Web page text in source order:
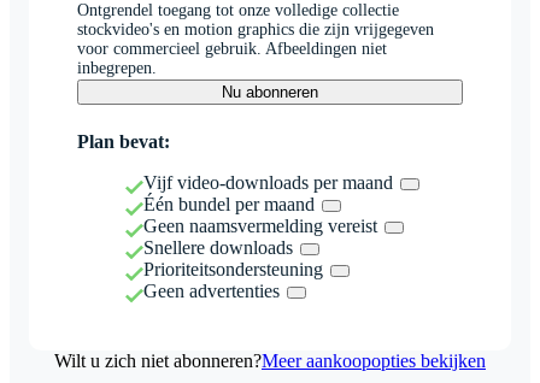
Ontgrendel toegang tot onze volledige collectie
stockvideo's en motion graphics die zijn vrijgegeven
voor commercieel gebruik. Afbeeldingen niet
inbegrepen.
Nu abonneren
Plan bevat:
Vijf video-downloads per maand
Één bundel per maand
Geen naamsvermelding vereist
Snellere downloads
Prioriteitsondersteuning
Geen advertenties
Wilt u zich niet abonneren?Meer aankoopopties bekijken